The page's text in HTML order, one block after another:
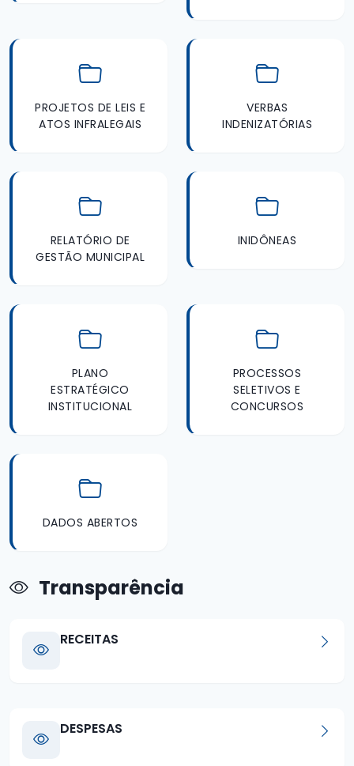
PROJETOS DE LEIS E
ATOS INFRALEGAIS
VERBAS
INDENIZATÓRIAS
RELATÓRIO DE
GESTÃO MUNICIPAL
INIDÔNEAS
PLANO
ESTRATÉGICO
INSTITUCIONAL
PROCESSOS
SELETIVOS E
CONCURSOS
DADOS ABERTOS
Transparência
RECEITAS
DESPESAS